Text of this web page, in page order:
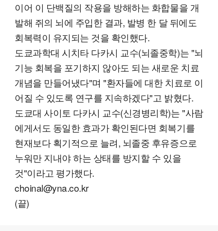
이어 이 단백질의 작용을 방해하는 화합물을 개
발해 쥐의 뇌에 주입한 결과, 발병 한 달 뒤에도
회복력이 유지되는 것을 확인했다.
도쿄과학대 시치타 다카시 교수(뇌졸중학)는 "뇌
기능 회복을 포기하지 않아도 되는 새로운 치료
개념을 만들어냈다"며 "환자들에 대한 치료로 이
어질 수 있도록 연구를 지속하겠다"고 밝혔다.
도쿄대 사이토 다카시 교수(신경병리학)는 "사람
에게서도 동일한 효과가 확인된다면 회복기를
현재보다 획기적으로 늘려, 뇌졸중 후유증으로
누워만 지내야 하는 상태를 방지할 수 있을
것"이라고 평가했다.
choinal@yna.co.kr
(끝)